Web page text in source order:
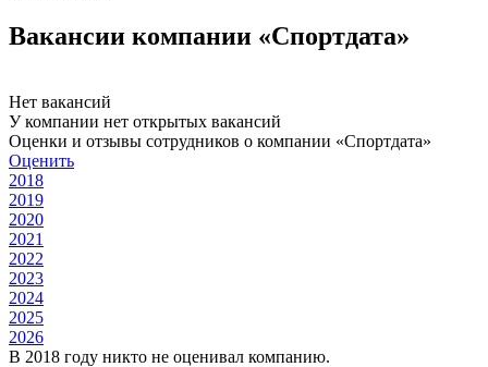
Вакансии компании «Спортдата»
Нет вакансий
У компании нет открытых вакансий
Оценки и отзывы сотрудников о компании «Спортдата»
Оценить
2018
2019
2020
2021
2022
2023
2024
2025
2026
В 2018 году никто не оценивал компанию.